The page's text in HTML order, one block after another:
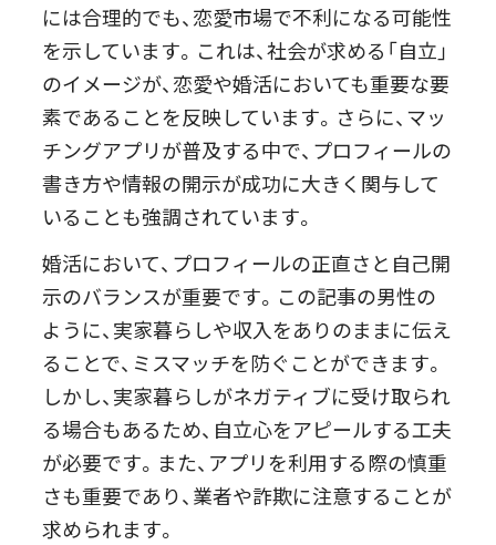
には合理的でも、恋愛市場で不利になる可能性
を示しています。これは、社会が求める「自立」
のイメージが、恋愛や婚活においても重要な要
素であることを反映しています。さらに、マッ
チングアプリが普及する中で、プロフィールの
書き方や情報の開示が成功に大きく関与して
いることも強調されています。
婚活において、プロフィールの正直さと自己開
示のバランスが重要です。この記事の男性の
ように、実家暮らしや収入をありのままに伝え
ることで、ミスマッチを防ぐことができます。
しかし、実家暮らしがネガティブに受け取られ
る場合もあるため、自立心をアピールする工夫
が必要です。また、アプリを利用する際の慎重
さも重要であり、業者や詐欺に注意することが
求められます。